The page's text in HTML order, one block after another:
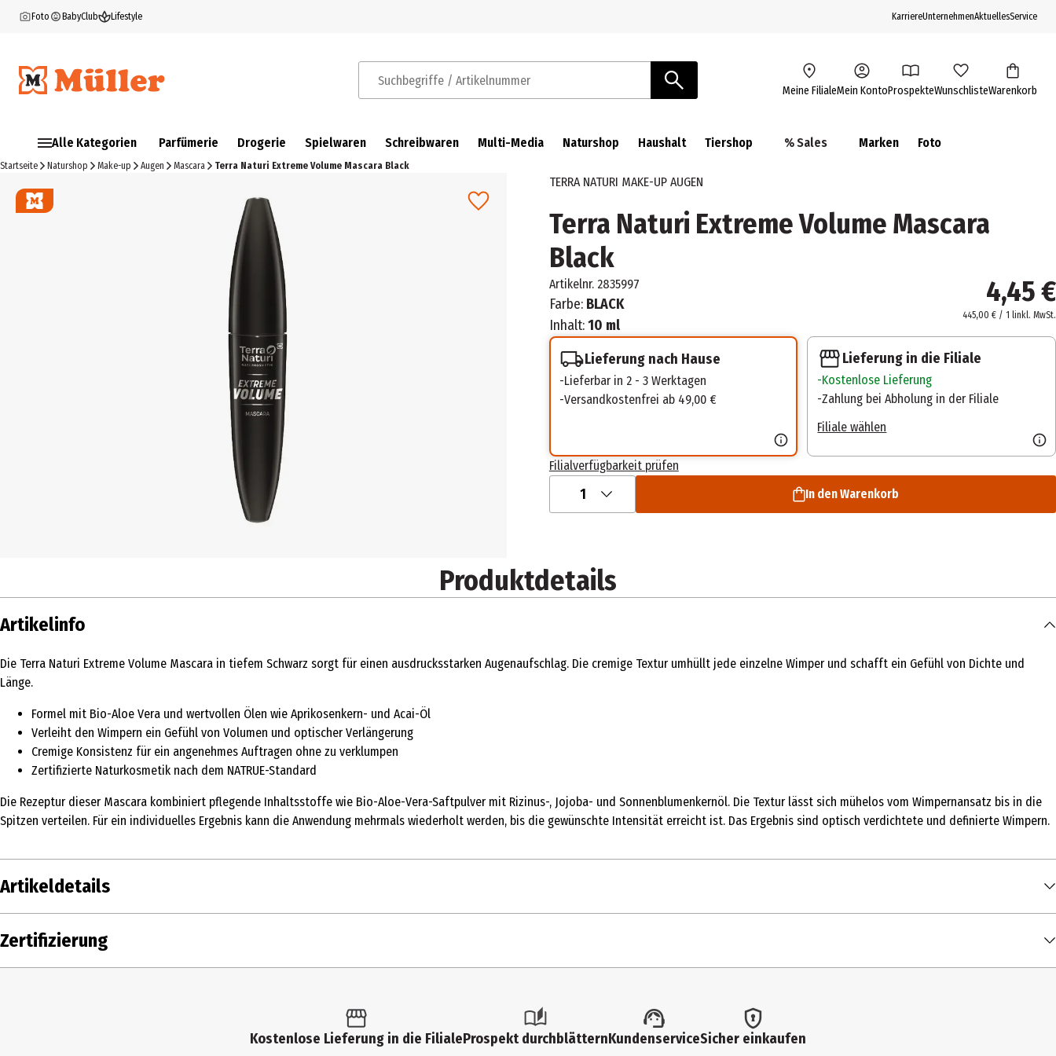
Foto BabyClub Lifestyle KarriereUnternehmenAktuellesService
Suchbegriffe / Artikelnummer Meine FilialeMein KontoProspekteWunschlisteWarenkorb
Alle Kategorien Parfümerie Drogerie Spielwaren Schreibwaren Multi-Media Naturshop Haushalt Tiershop % Sales Marken Foto
Startseite Naturshop Make-up Augen Mascara Terra Naturi Extreme Volume Mascara Black
TERRA NATURI MAKE-UP AUGEN
Terra Naturi Extreme Volume Mascara
Black
Artikelnr. 2835997
Farbe: BLACK
Inhalt:10 ml
4,45 €
445,00 € / 1 linkl. MwSt.
Lieferung nach Hause
Lieferbar in 2 - 3 Werktagen
Versandkostenfrei ab 49,00 €
Lieferung in die Filiale
Kostenlose Lieferung
Zahlung bei Abholung in der Filiale
Filiale wählen
Filialverfügbarkeit prüfen
1 In den Warenkorb
Produktdetails
Artikelinfo
Die Terra Naturi Extreme Volume Mascara in tiefem Schwarz sorgt für einen ausdrucksstarken Augenaufschlag. Die cremige Textur umhüllt jede einzelne Wimper und schafft ein Gefühl von Dichte und
Länge.
Formel mit Bio-Aloe Vera und wertvollen Ölen wie Aprikosenkern- und Acai-Öl
Verleiht den Wimpern ein Gefühl von Volumen und optischer Verlängerung
Cremige Konsistenz für ein angenehmes Auftragen ohne zu verklumpen
Zertifizierte Naturkosmetik nach dem NATRUE-Standard
Die Rezeptur dieser Mascara kombiniert pflegende Inhaltsstoffe wie Bio-Aloe-Vera-Saftpulver mit Rizinus-, Jojoba- und Sonnenblumenkernöl. Die Textur lässt sich mühelos vom Wimpernansatz bis in die
Spitzen verteilen. Für ein individuelles Ergebnis kann die Anwendung mehrmals wiederholt werden, bis die gewünschte Intensität erreicht ist. Das Ergebnis sind optisch verdichtete und definierte Wimpern.
Artikeldetails
Inhalt
Produkttyp Wimperntusche
Zertifizierung
Kostenlose Lieferung in die FilialeProspekt durchblätternKundenserviceSicher einkaufen